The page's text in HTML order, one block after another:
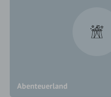
Abenteuerland